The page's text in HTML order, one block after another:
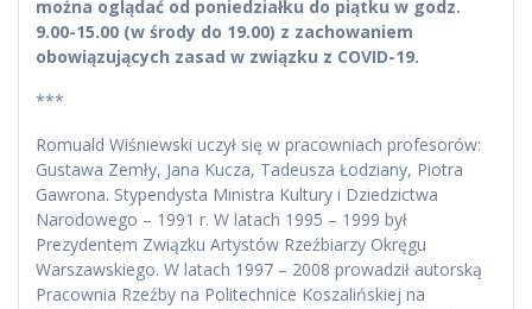
można oglądać od poniedziałku do piątku w godz.
9.00-15.00 (w środy do 19.00) z zachowaniem
obowiązujących zasad w związku z COVID-19.
***
Romuald Wiśniewski uczył się w pracowniach profesorów:
Gustawa Zemły, Jana Kucza, Tadeusza Łodziany, Piotra
Gawrona. Stypendysta Ministra Kultury i Dziedzictwa
Narodowego – 1991 r. W latach 1995 – 1999 był
Prezydentem Związku Artystów Rzeźbiarzy Okręgu
Warszawskiego. W latach 1997 – 2008 prowadził autorską
Pracownia Rzeźby na Politechnice Koszalińskiej na